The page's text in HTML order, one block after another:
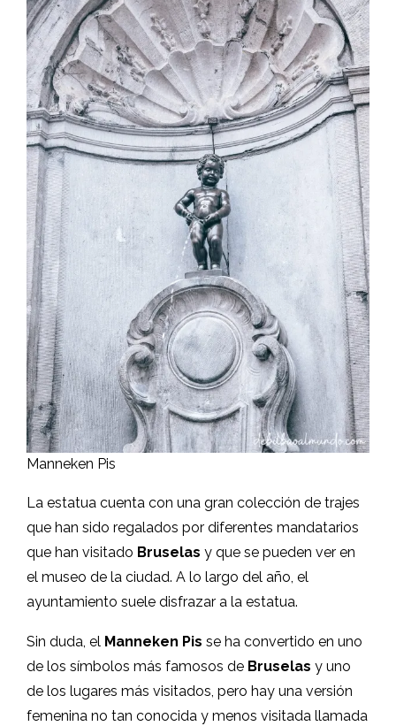
Manneken Pis
La estatua cuenta con una gran colección de trajes
que han sido regalados por diferentes mandatarios
que han visitado Bruselas y que se pueden ver en
el museo de la ciudad. A lo largo del año, el
ayuntamiento suele disfrazar a la estatua.
Sin duda, el Manneken Pis se ha convertido en uno
de los símbolos más famosos de Bruselas y uno
de los lugares más visitados, pero hay una versión
femenina no tan conocida y menos visitada llamada